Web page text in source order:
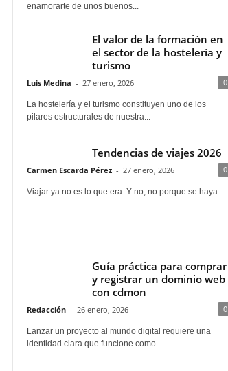
enamorarte de unos buenos...
El valor de la formación en
el sector de la hostelería y
turismo
Luis Medina - 27 enero, 2026 0
La hostelería y el turismo constituyen uno de los
pilares estructurales de nuestra...
Tendencias de viajes 2026
Carmen Escarda Pérez - 27 enero, 2026 0
Viajar ya no es lo que era. Y no, no porque se haya...
Guía práctica para comprar
y registrar un dominio web
con cdmon
Redacción - 26 enero, 2026 0
Lanzar un proyecto al mundo digital requiere una
identidad clara que funcione como...